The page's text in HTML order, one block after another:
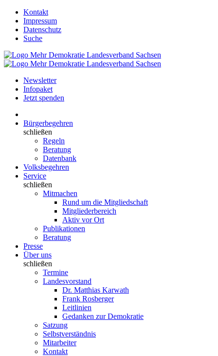
Kontakt
Impressum
Datenschutz
Suche
Newsletter
Infopaket
Jetzt spenden
Bürgerbegehren
schließen
Regeln
Beratung
Datenbank
Volksbegehren
Service
schließen
Mitmachen
Rund um die Mitgliedschaft
Mitgliederbereich
Aktiv vor Ort
Publikationen
Beratung
Presse
Über uns
schließen
Termine
Landesvorstand
Dr. Matthias Karwath
Frank Rosberger
Leitlinien
Gedanken zur Demokratie
Satzung
Selbstverständnis
Mitarbeiter
Kontakt